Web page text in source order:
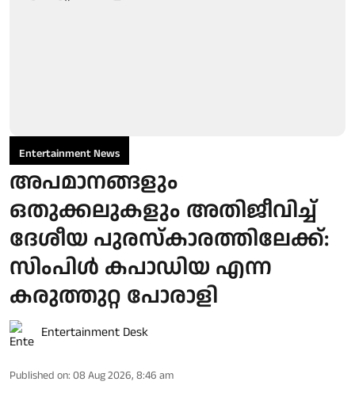
Entertainment News
അപമാനങ്ങളും
ഒതുക്കലുകളും അതിജീവിച്ച്
ദേശീയ പുരസ്‌കാരത്തിലേക്ക്:
സിംപിള്‍ കപാഡിയ എന്ന
കരുത്തുറ്റ പോരാളി
Entertainment Desk
Published on: 08 Aug 2026, 8:46 am